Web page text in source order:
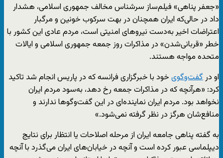
«جعفر پناهی» فیلم‌ساز سرشناس مخالف جمهوری اسلامی، هشدار
داد در حالی‌که ایران همچنان در بهت سرکوب خونین و مرگبار
اعتراضات اخیر به‌دست نیروهای امنیتی است، مردم عادی این کشور با
خطر «قربانی‌شدن» در مذاکرات روز جمعه جمهوری اسلامی و ایالات
متحده مواجه هستند.
او درگفت‌وگوی خود با خبرگزاری فرانسه که در پاریس انجام شد تاکید
کرد: «هرآنچه که در مذاکرات جمعه رخ دهد، به‌سود مردم ایران
نخواهد بود. مردم ایران نماینده‌ای در این گفت‌وگوها ندارند و
منافع‌شان هرگز در نظر گرفته نمی‌شود.»
به گفته پناهی جامعه ایران از مرحله اصلاحات یا انتظار برای نتایج
دیپلماسی عبور کرده است و آنچه در خیابان‌های ایران می‌گذرد با آنچه